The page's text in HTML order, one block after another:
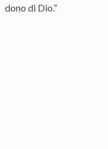
dono di Dio.”